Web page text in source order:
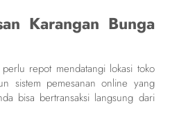
Karangan Bunga
repot mendatangi lokasi toko
sistem pemesanan online yang
bisa bertransaksi langsung dari